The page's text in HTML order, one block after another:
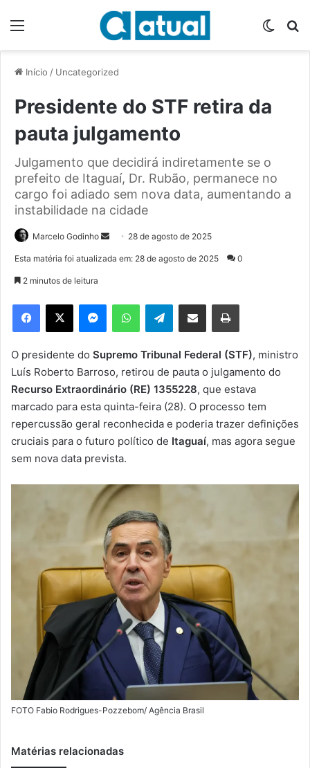
Início / Uncategorized
Presidente do STF retira da
pauta julgamento
Julgamento que decidirá indiretamente se o
prefeito de Itaguaí, Dr. Rubão, permanece no
cargo foi adiado sem nova data, aumentando a
instabilidade na cidade
Marcelo Godinho
e
m
e
-
m
a
28 de agosto de 2025
Esta matéria foi atualizada em: 28 de agosto de 2025 0
2 minutos de leitura
Telegram
O presidente do Supremo Tribunal Federal (STF), ministro
Luís Roberto Barroso, retirou de pauta o julgamento do
Recurso Extraordinário (RE) 1355228, que estava
marcado para esta quinta-feira (28). O processo tem
repercussão geral reconhecida e poderia trazer definições
cruciais para o futuro político de Itaguaí, mas agora segue
sem nova data prevista.
FOTO Fabio Rodrigues-Pozzebom/ Agência Brasil
Matérias relacionadas